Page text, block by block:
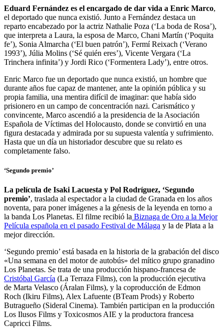
Eduard Fernández es el encargado de dar vida a Enric Marco,
el deportado que nunca existió. Junto a Fernández destaca un
reparto encabezado por la actriz Nathalie Poza (‘La boda de Rosa’),
que interpreta a Laura, la esposa de Marco, Chani Martín (‘Poquita
fe’), Sonia Almarcha (‘El buen patrón’), Fermí Reixach (‘Verano
1993’), Júlia Molins (‘Sé quién eres’), Vicente Vergara (‘La
Trinchera infinita’) y Jordi Rico (‘Formentera Lady’), entre otros.
Enric Marco fue un deportado que nunca existió, un hombre que
durante años fue capaz de mantener, ante la opinión pública y su
propia familia, una mentira difícil de imaginar: que había sido
prisionero en un campo de concentración nazi. Carismático y
convincente, Marco ascendió a la presidencia de la Asociación
Española de Víctimas del Holocausto, donde se convirtió en una
figura destacada y admirada por su supuesta valentía y sufrimiento.
Hasta que un día un historiador descubre que su relato es
completamente falso.
‘Segundo premio’
La película de Isaki Lacuesta y Pol Rodríguez, ‘Segundo
premio’, traslada al espectador a la ciudad de Granada en los años
noventa, para poner imágenes a la génesis de la leyenda en torno a
la banda Los Planetas. El filme recibió la Biznaga de Oro a la Mejor
Película española en el pasado Festival de Málaga y la de Plata a la
mejor dirección.
‘Segundo premio’ está basada en la historia de la grabación del disco
«Una semana en del motor de autobús» del mítico grupo granadino
Los Planetas. Se trata de una producción hispano-francesa de
Cristóbal García (La Terraza Films), con la producción ejecutiva
de Marta Velasco (Áralan Films), y la coproducción de Edmon
Roch (Ikiru Films), Alex Lafuente (BTeam Prods) y Roberto
Butragueño (Sideral Cinema). También participan en la producción
Los Ilusos Films y Toxicosmos AIE y la productora francesa
Capricci Films.